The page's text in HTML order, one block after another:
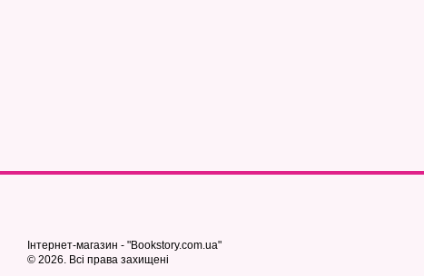
Інтернет-магазин - "Bookstory.com.ua"
© 2026. Всі права захищені